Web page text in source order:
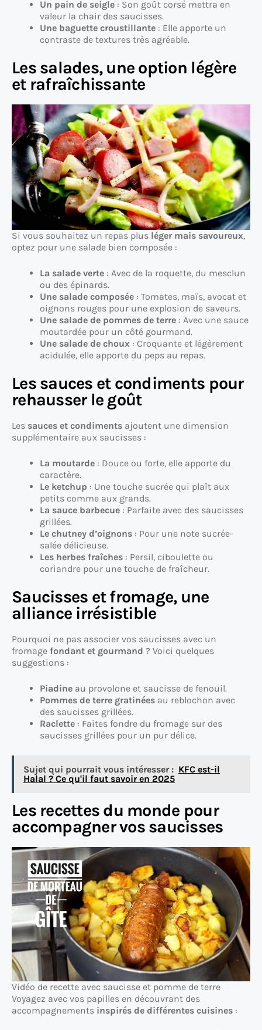
Un pain de seigle : Son goût corsé mettra en
valeur la chair des saucisses.
Une baguette croustillante : Elle apporte un
contraste de textures très agréable.
Les salades, une option légère
et rafraîchissante
Si vous souhaitez un repas plus léger mais savoureux,
optez pour une salade bien composée :
La salade verte : Avec de la roquette, du mesclun
ou des épinards.
Une salade composée : Tomates, maïs, avocat et
oignons rouges pour une explosion de saveurs.
Une salade de pommes de terre : Avec une sauce
moutardée pour un côté gourmand.
Une salade de choux : Croquante et légèrement
acidulée, elle apporte du peps au repas.
Les sauces et condiments pour
rehausser le goût
Les sauces et condiments ajoutent une dimension
supplémentaire aux saucisses :
La moutarde : Douce ou forte, elle apporte du
caractère.
Le ketchup : Une touche sucrée qui plaît aux
petits comme aux grands.
La sauce barbecue : Parfaite avec des saucisses
grillées.
Le chutney d’oignons : Pour une note sucrée-
salée délicieuse.
Les herbes fraîches : Persil, ciboulette ou
coriandre pour une touche de fraîcheur.
Saucisses et fromage, une
alliance irrésistible
Pourquoi ne pas associer vos saucisses avec un
fromage fondant et gourmand ? Voici quelques
suggestions :
Piadine au provolone et saucisse de fenouil.
Pommes de terre gratinées au reblochon avec
des saucisses grillées.
Raclette : Faites fondre du fromage sur des
saucisses grillées pour un pur délice.
Sujet qui pourrait vous intéresser : KFC est-il
Halal ? Ce qu'il faut savoir en 2025
Les recettes du monde pour
accompagner vos saucisses
Vidéo de recette avec saucisse et pomme de terre
Voyagez avec vos papilles en découvrant des
accompagnements inspirés de différentes cuisines :